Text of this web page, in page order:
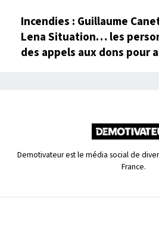
Incendies : Guillaume
Lena Situation… les
des appels aux dons pour
Demotivateur est le média social de
France.